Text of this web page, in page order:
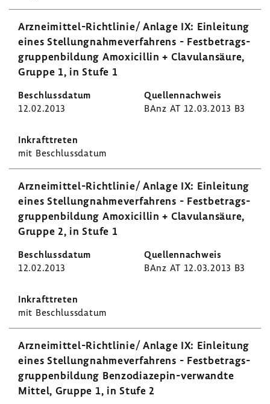
Arzneimittel-​Richtlinie/ Anlage IX: Einlei­tung
eines Stel­lung­nah­me­ver­fah­rens - Fest­be­trags­
grup­pen­bil­dung Amoxi­cillin + Clavul­an­säure,
Gruppe 1, in Stufe 1
12.02.2013 BAnz AT 12.03.2013 B3
mit Beschluss­datum
Arzneimittel-​Richtlinie/ Anlage IX: Einlei­tung
eines Stel­lung­nah­me­ver­fah­rens - Fest­be­trags­
grup­pen­bil­dung Amoxi­cillin + Clavul­an­säure,
Gruppe 2, in Stufe 1
12.02.2013 BAnz AT 12.03.2013 B3
mit Beschluss­datum
Arzneimittel-​Richtlinie/ Anlage IX: Einlei­tung
eines Stel­lung­nah­me­ver­fah­rens - Fest­be­trags­
grup­pen­bil­dung Benzodiazepin-​verwandte
Mittel, Gruppe 1, in Stufe 2